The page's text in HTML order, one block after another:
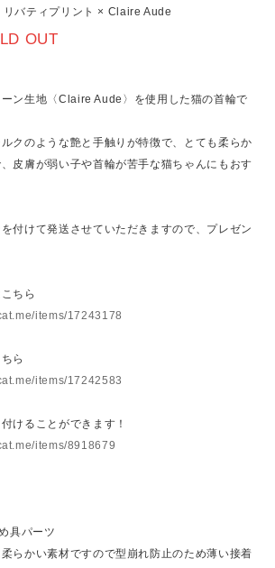
リバティプリント × Claire Aude
OUT
ン生地〈Claire Aude〉を使用した猫の首輪で
クのような艶と手触りが特徴で、とても柔らか
皮膚が弱い子や首輪が苦手な猫ちゃんにもおす
付けて発送させていただきますので、プレゼン
ちら
items/17243178
ら
items/17242583
けることができます！
items/8918679
具パーツ
らかい素材ですので型崩れ防止のため薄い接着